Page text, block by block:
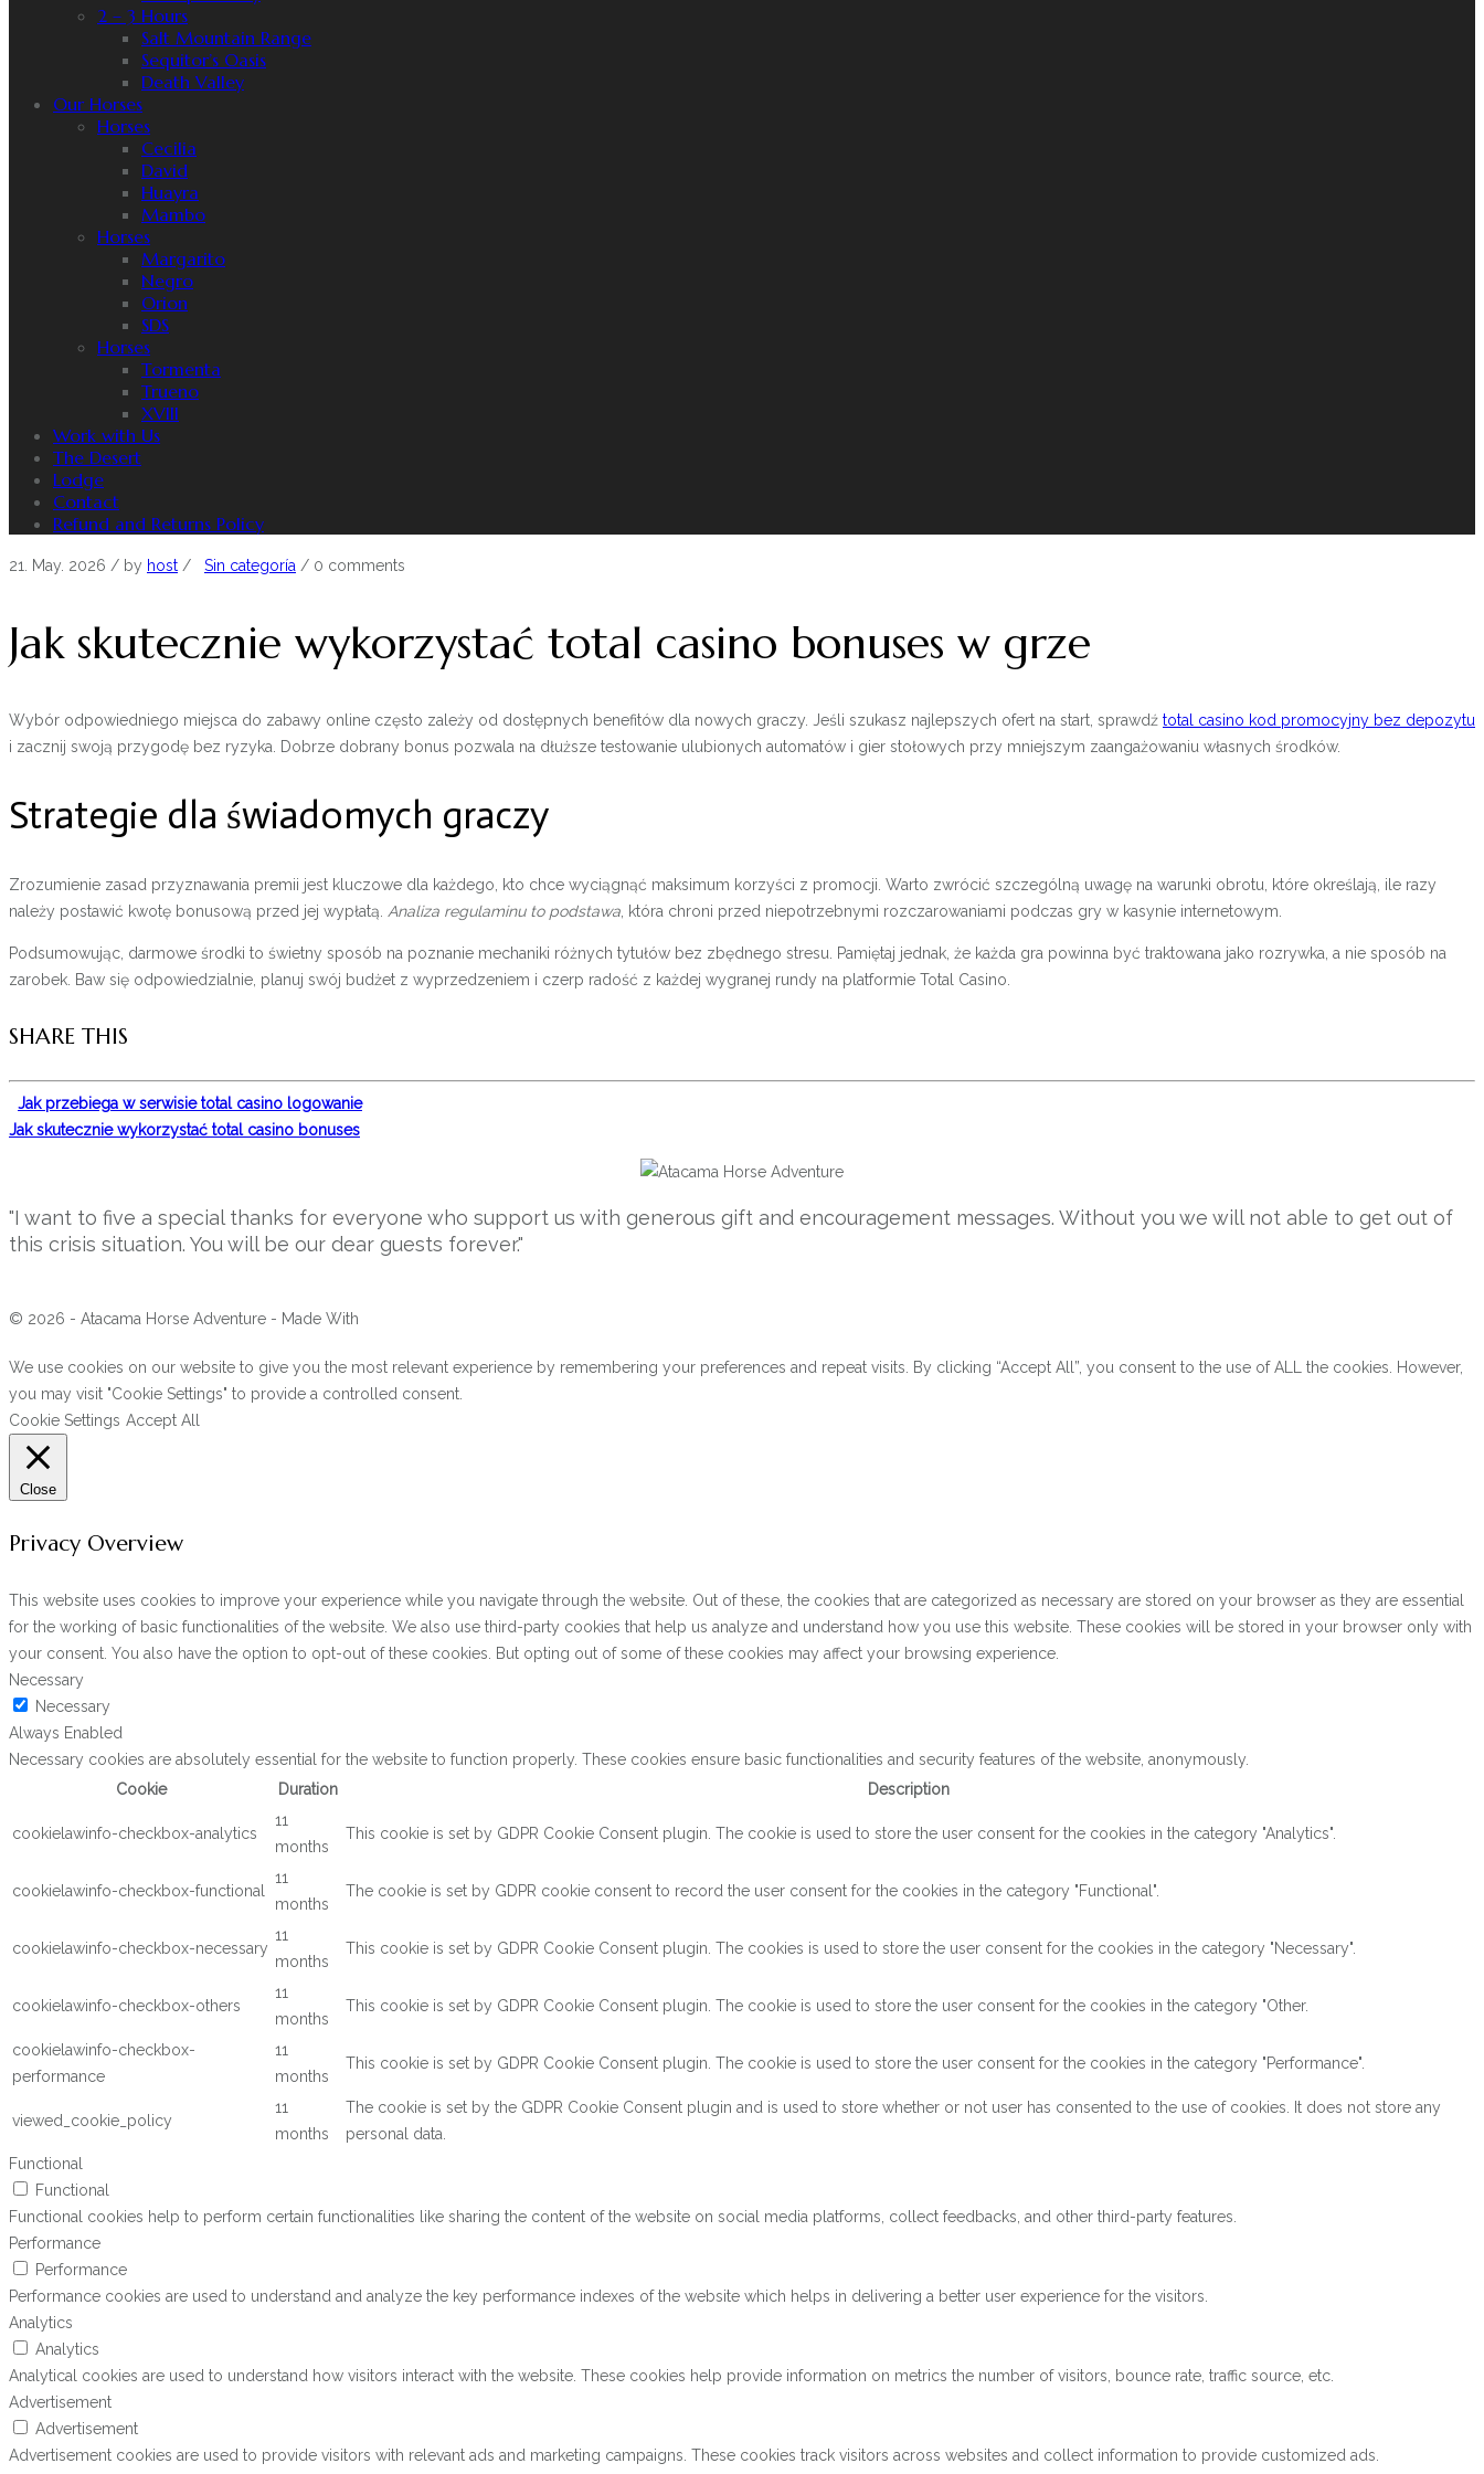
2 – 3 Hours
Salt Mountain Range
Sequitor’s Oasis
Death Valley
Our Horses
Horses
Cecilia
David
Huayra
Mambo
Horses
Margarito
Negro
Orion
SDS
Horses
Tormenta
Trueno
XVIII
Work with Us
The Desert
Lodge
Contact
Refund and Returns Policy
21. May. 2026 / by host / Sin categoría / 0 comments
Jak skutecznie wykorzystać total casino bonuses w grze
Wybór odpowiedniego miejsca do zabawy online często zależy od dostępnych benefitów dla nowych graczy. Jeśli szukasz najlepszych ofert na start, sprawdź total casino kod promocyjny bez depozytu
i zacznij swoją przygodę bez ryzyka. Dobrze dobrany bonus pozwala na dłuższe testowanie ulubionych automatów i gier stołowych przy mniejszym zaangażowaniu własnych środków.
Strategie dla świadomych graczy
Zrozumienie zasad przyznawania premii jest kluczowe dla każdego, kto chce wyciągnąć maksimum korzyści z promocji. Warto zwrócić szczególną uwagę na warunki obrotu, które określają, ile razy
należy postawić kwotę bonusową przed jej wypłatą. Analiza regulaminu to podstawa, która chroni przed niepotrzebnymi rozczarowaniami podczas gry w kasynie internetowym.
Podsumowując, darmowe środki to świetny sposób na poznanie mechaniki różnych tytułów bez zbędnego stresu. Pamiętaj jednak, że każda gra powinna być traktowana jako rozrywka, a nie sposób na
zarobek. Baw się odpowiedzialnie, planuj swój budżet z wyprzedzeniem i czerp radość z każdej wygranej rundy na platformie Total Casino.
SHARE THIS
Jak przebiega w serwisie total casino logowanie
Jak skutecznie wykorzystać total casino bonuses
"I want to five a special thanks for everyone who support us with generous gift and encouragement messages. Without you we will not able to get out of
this crisis situation. You will be our dear guests forever."
© 2026 - Atacama Horse Adventure - Made With
We use cookies on our website to give you the most relevant experience by remembering your preferences and repeat visits. By clicking “Accept All”, you consent to the use of ALL the cookies. However,
you may visit "Cookie Settings" to provide a controlled consent.
Cookie Settings Accept All
Close
Privacy Overview
This website uses cookies to improve your experience while you navigate through the website. Out of these, the cookies that are categorized as necessary are stored on your browser as they are essential
for the working of basic functionalities of the website. We also use third-party cookies that help us analyze and understand how you use this website. These cookies will be stored in your browser only with
your consent. You also have the option to opt-out of these cookies. But opting out of some of these cookies may affect your browsing experience.
Necessary
Necessary
Always Enabled
Necessary cookies are absolutely essential for the website to function properly. These cookies ensure basic functionalities and security features of the website, anonymously.
Cookie
Duration Description
cookielawinfo-checkbox-analytics
11
months
This cookie is set by GDPR Cookie Consent plugin. The cookie is used to store the user consent for the cookies in the category "Analytics".
cookielawinfo-checkbox-functional
11
months
The cookie is set by GDPR cookie consent to record the user consent for the cookies in the category "Functional".
cookielawinfo-checkbox-necessary
11
months
This cookie is set by GDPR Cookie Consent plugin. The cookies is used to store the user consent for the cookies in the category "Necessary".
cookielawinfo-checkbox-others
11
months
This cookie is set by GDPR Cookie Consent plugin. The cookie is used to store the user consent for the cookies in the category "Other.
cookielawinfo-checkbox-
performance
11
months
This cookie is set by GDPR Cookie Consent plugin. The cookie is used to store the user consent for the cookies in the category "Performance".
viewed_cookie_policy
11
months
The cookie is set by the GDPR Cookie Consent plugin and is used to store whether or not user has consented to the use of cookies. It does not store any
personal data.
Functional
Functional
Functional cookies help to perform certain functionalities like sharing the content of the website on social media platforms, collect feedbacks, and other third-party features.
Performance
Performance
Performance cookies are used to understand and analyze the key performance indexes of the website which helps in delivering a better user experience for the visitors.
Analytics
Analytics
Analytical cookies are used to understand how visitors interact with the website. These cookies help provide information on metrics the number of visitors, bounce rate, traffic source, etc.
Advertisement
Advertisement
Advertisement cookies are used to provide visitors with relevant ads and marketing campaigns. These cookies track visitors across websites and collect information to provide customized ads.